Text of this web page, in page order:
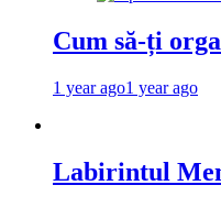
Cum să-ți
1 year ago1 year ago
Labirintul